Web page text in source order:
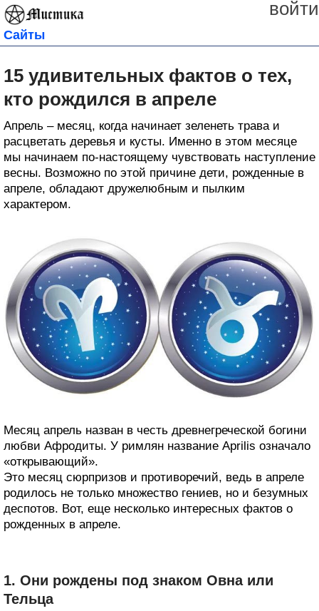
войти
Сайты
15 удивительных фактов о тех,
кто рождился в апреле
Апрель – месяц, когда начинает зеленеть трава и
расцветать деревья и кусты. Именно в этом месяце
мы начинаем по-настоящему чувствовать наступление
весны. Возможно по этой причине дети, рожденные в
апреле, обладают дружелюбным и пылким
характером.
Месяц апрель назван в честь древнегреческой богини
любви Афродиты. У римлян название Aprilis означало
«открывающий».
Это месяц сюрпризов и противоречий, ведь в апреле
родилось не только множество гениев, но и безумных
деспотов. Вот, еще несколько интересных фактов о
рожденных в апреле.
1. Они рождены под знаком Овна или
Тельца